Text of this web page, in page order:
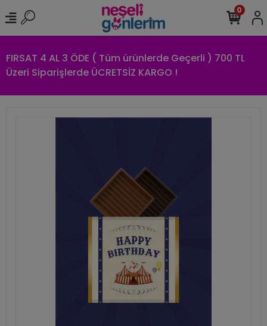
FIRSAT 4 AL 3 ÖDE ( Tüm ürünlerde Geçerli ) 700 TL
Üzeri Siparişlerde ÜCRETSİZ KARGO !
0